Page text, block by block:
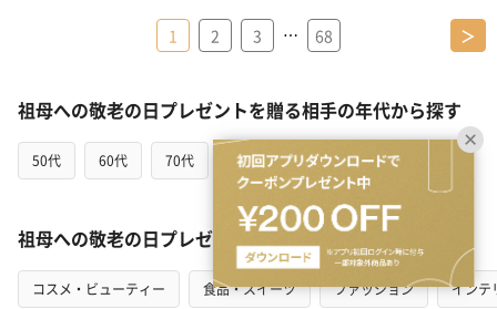
1 2 3 … 68 ＞
祖母への敬老の日プレゼントを贈る相手の年代から探す
50代 60代 70代 80代 90代
祖母への敬老の日プレゼントをカテゴリから探す
コスメ・ビューティー 食品・スイーツ ファッション インテ